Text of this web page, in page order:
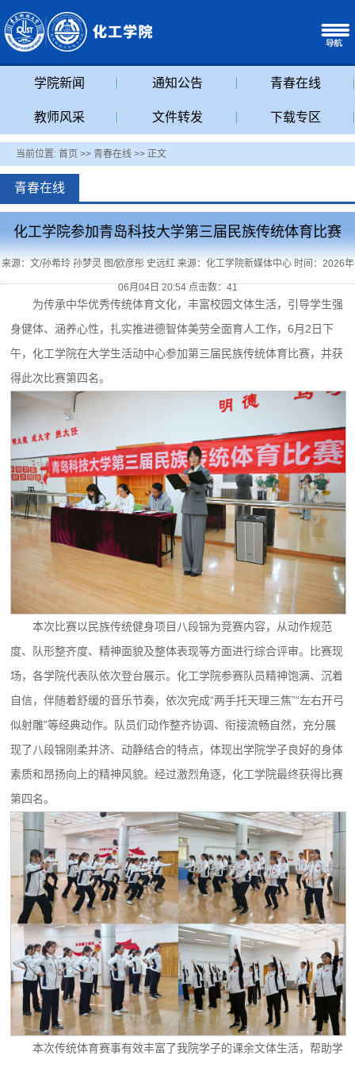
学院新闻 通知公告 青春在线
教师风采 文件转发 下载专区
当前位置: 首页 >> 青春在线 >> 正文
青春在线
化工学院参加青岛科技大学第三届民族传统体育比赛
来源：文/孙希玲 孙梦灵 图/欧彦彤 史远红 来源：化工学院新媒体中心 时间：2026年
06月04日 20:54 点击数：41
为传承中华优秀传统体育文化，丰富校园文体生活，引导学生强
身健体、涵养心性，扎实推进德智体美劳全面育人工作，6月2日下
午，化工学院在大学生活动中心参加第三届民族传统体育比赛，并获
得此次比赛第四名。
本次比赛以民族传统健身项目八段锦为竞赛内容，从动作规范
度、队形整齐度、精神面貌及整体表现等方面进行综合评审。比赛现
场，各学院代表队依次登台展示。化工学院参赛队员精神饱满、沉着
自信，伴随着舒缓的音乐节奏，依次完成“两手托天理三焦”“左右开弓
似射雕”等经典动作。队员们动作整齐协调、衔接流畅自然，充分展
现了八段锦刚柔并济、动静结合的特点，体现出学院学子良好的身体
素质和昂扬向上的精神风貌。经过激烈角逐，化工学院最终获得比赛
第四名。
本次传统体育赛事有效丰富了我院学子的课余文体生活，帮助学